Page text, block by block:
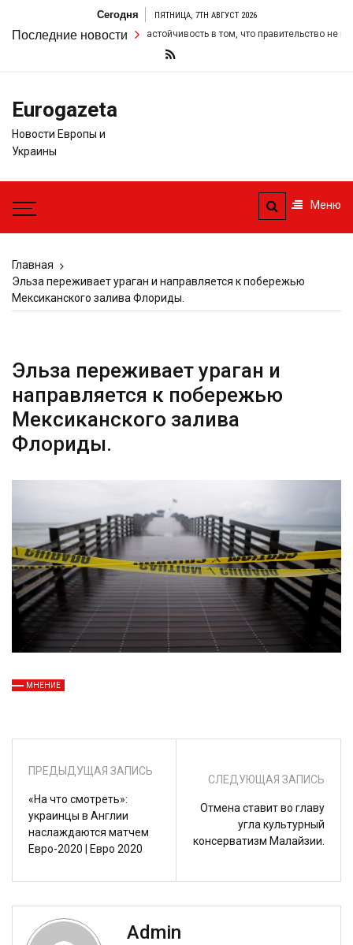
содержимому
Сегодня ПЯТНИЦА, 7TH АВГУСТ 2026
Последние новости
Стармер удвоил свою настойчивость в том, что правительство не
Eurogazeta
Новости Европы и
Украины
Меню
Главная
Эльза переживает ураган и направляется к побережью
Мексиканского залива Флориды.
Эльза переживает ураган и
направляется к побережью
Мексиканского залива
Флориды.
МНЕНИЕ
ПРЕДЫДУЩАЯ ЗАПИСЬ
«На что смотреть»:
украинцы в Англии
наслаждаются матчем
Евро-2020 | Евро 2020
СЛЕДУЮЩАЯ ЗАПИСЬ
Отмена ставит во главу
угла культурный
консерватизм Малайзии.
Admin